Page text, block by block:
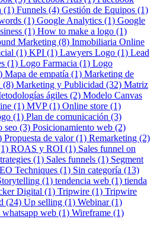
(1) Funnels (4) Gestión de Equipos (1)
(1) Google Analytics (1) Google
(1) How to make a logo (1)
Marketing (8) Inmobiliaria Online
(1) KPI (1) Lawyers Logo (1) Lead
(1) Logo Farmacia (1) Logo
Mapa de empatía (1) Marketing de
(8) Marketing y Publicidad (32) Matriz
ágiles (2) Modelo Canvas
(1) MVP (1) Online store (1)
(1) Plan de comunicación (3)
seo (3) Posicionamiento web (2)
Propuesta de valor (1) Remarketing (2)
ROAS y ROI (1) Sales funnel on
(1) Sales funnels (1) Segment
Techniques (1) Sin categoría (13)
(1) tendencia web (1) tienda
Digital (1) Tripwire (1) Tripwire
(24) Up selling (1) Webinar (1)
whatsapp web (1) Wireframe (1)